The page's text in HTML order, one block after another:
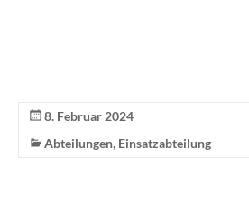
8. Februar 2024
Abteilungen, Einsatzabteilung